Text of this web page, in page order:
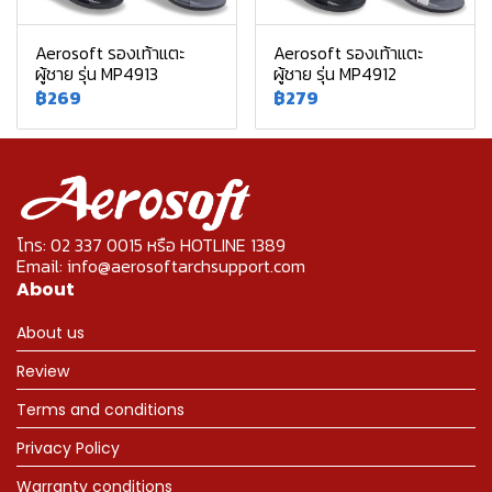
Aerosoft รองเท้าแตะ
ผู้ชาย รุ่น MP4913
฿269
Aerosoft รองเท้าแตะ
ผู้ชาย รุ่น MP4912
฿279
โทร: 02 337 0015 หรือ HOTLINE 1389
Email: info@aerosoftarchsupport.com
About
About us
Review
Terms and conditions
Privacy Policy
Warranty conditions